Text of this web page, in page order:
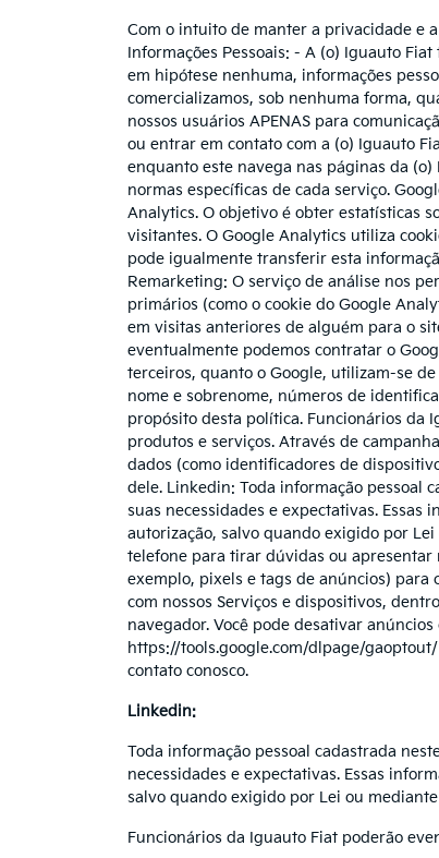
Com o intuito de manter a privacidade e
Informações Pessoais: - A (o) Iguauto
em hipótese nenhuma, informações
comercializamos, sob nenhuma forma,
nossos usuários APENAS para
ou entrar em contato com a (o) Iguauto
enquanto este navega nas páginas da
normas específicas de cada serviço.
Analytics. O objetivo é obter estatísticas
visitantes. O Google Analytics utiliza
pode igualmente transferir esta
Remarketing: O serviço de análise nos
primários (como o cookie do Google
em visitas anteriores de alguém para o
eventualmente podemos contratar o
terceiros, quanto o Google, utilizam-se
nome e sobrenome, números de
propósito desta política. Funcionários da
produtos e serviços. Através de
dados (como identificadores de
dele. Linkedin: Toda informação pessoal
suas necessidades e expectativas.
autorização, salvo quando exigido por
telefone para tirar dúvidas ou apresentar
exemplo, pixels e tags de anúncios)
com nossos Serviços e dispositivos,
navegador. Você pode desativar
https://tools.google.com/dlpage/
contato conosco.
Linkedin:
Toda informação pessoal cadastrada
necessidades e expectativas. Essas
salvo quando exigido por Lei ou
Funcionários da Iguauto Fiat poderão